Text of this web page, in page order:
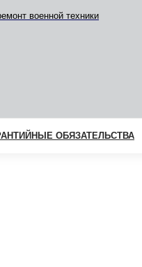
военной техники
ОБЯЗАТЕЛЬСТВА